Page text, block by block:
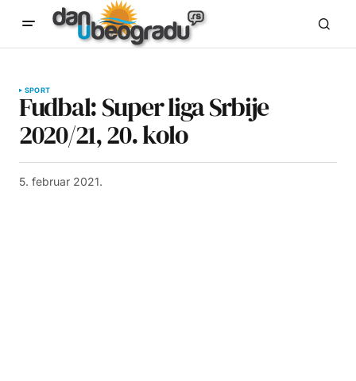
SPORT
Fudbal: Super liga Srbije
2020/21, 20. kolo
5. februar 2021.